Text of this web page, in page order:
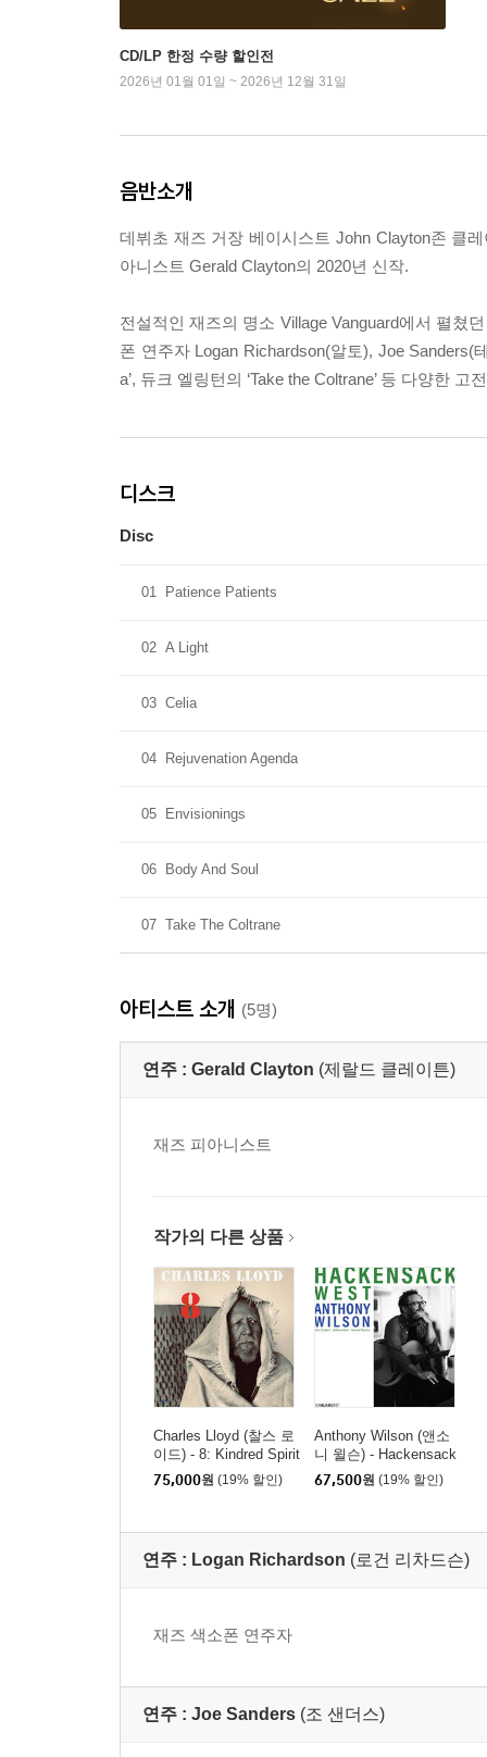
CD/LP 한정 수량 할인전
2026년 01월 01일 ~ 2026년 12월 31일
음반소개
데뷔초 재즈 거장 베이시스트 John Clayton존 클
아니스트 Gerald Clayton의 2020년 신작.
전설적인 재즈의 명소 Village Vanguard에서 펼쳤
폰 연주자 Logan Richardson(알토), Joe Sanders(
a’, 듀크 엘링턴의 ‘Take the Coltrane’ 등 다양한
디스크
Disc
01 Patience Patients
02 A Light
03 Celia
04 Rejuvenation Agenda
05 Envisionings
06 Body And Soul
07 Take The Coltrane
아티스트 소개 (5명)
연주 : Gerald Clayton (제랄드 클레이튼)
재즈 피아니스트
작가의 다른 상품
Charles Lloyd (찰스 로
이드) - 8: Kindred Spirit
s, Live From The Lober
o Theatre [2LP]
75,000원 (19% 할인)
Anthony Wilson (앤소
니 윌슨) - Hackensack
West [LP]
67,500원 (19% 할인)
연주 : Logan Richardson (로건 리차드슨)
재즈 색소폰 연주자
연주 : Joe Sanders (조 샌더스)